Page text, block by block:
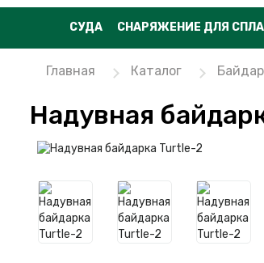
СУДА СНАРЯЖЕНИЕ ДЛЯ
Главная Каталог
Надувная